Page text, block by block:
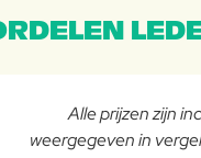
Alle prijzen zijn
weergegeven in